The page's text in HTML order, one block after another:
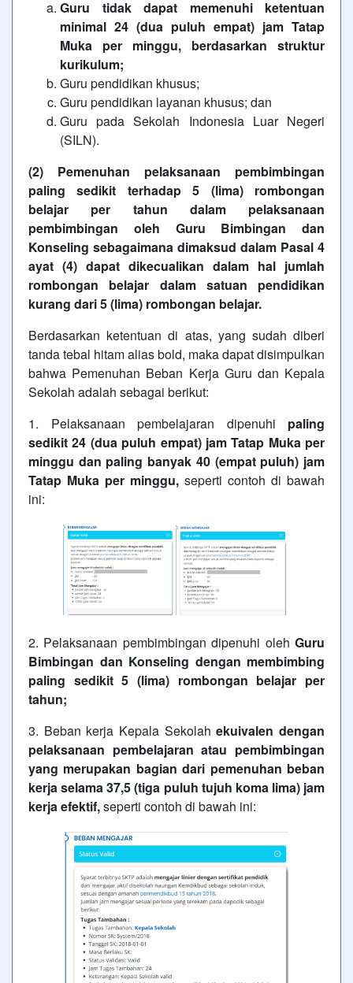
Guru tidak dapat memenuhi ketentuan
minimal 24 (dua puluh empat) jam Tatap
Muka per minggu, berdasarkan struktur
kurikulum;
Guru pendidikan khusus;
Guru pendidikan layanan khusus; dan
Guru pada Sekolah Indonesia Luar Negeri
(SILN).
(2) Pemenuhan pelaksanaan pembimbingan
paling sedikit terhadap 5 (lima) rombongan
belajar per tahun dalam pelaksanaan
pembimbingan oleh Guru Bimbingan dan
Konseling sebagaimana dimaksud dalam Pasal 4
ayat (4) dapat dikecualikan dalam hal jumlah
rombongan belajar dalam satuan pendidikan
kurang dari 5 (lima) rombongan belajar.
Berdasarkan ketentuan di atas, yang sudah diberi
tanda tebal hitam alias bold, maka dapat disimpulkan
bahwa Pemenuhan Beban Kerja Guru dan Kepala
Sekolah adalah sebagai berikut:
1. Pelaksanaan pembelajaran dipenuhi paling
sedikit 24 (dua puluh empat) jam Tatap Muka per
minggu dan paling banyak 40 (empat puluh) jam
Tatap Muka per minggu, seperti contoh di bawah
ini:
2. Pelaksanaan pembimbingan dipenuhi oleh Guru
Bimbingan dan Konseling dengan membimbing
paling sedikit 5 (lima) rombongan belajar per
tahun;
3. Beban kerja Kepala Sekolahekuivalen dengan
pelaksanaan pembelajaran atau pembimbingan
yang merupakan bagian dari pemenuhan beban
kerja selama 37,5 (tiga puluh tujuh koma lima) jam
kerja efektif,seperti contoh di bawah ini: